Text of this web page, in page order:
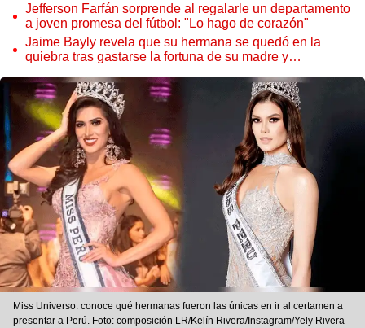
Jefferson Farfán sorprende al regalarle un departamento
a joven promesa del fútbol: "Lo hago de corazón"
Jaime Bayly revela que su hermana se quedó en la
quiebra tras gastarse la fortuna de su madre y
Miss Universo: conoce qué hermanas fueron las únicas en ir al certamen a
presentar a Perú. Foto: composición LR/Kelín Rivera/Instagram/Yely Rivera